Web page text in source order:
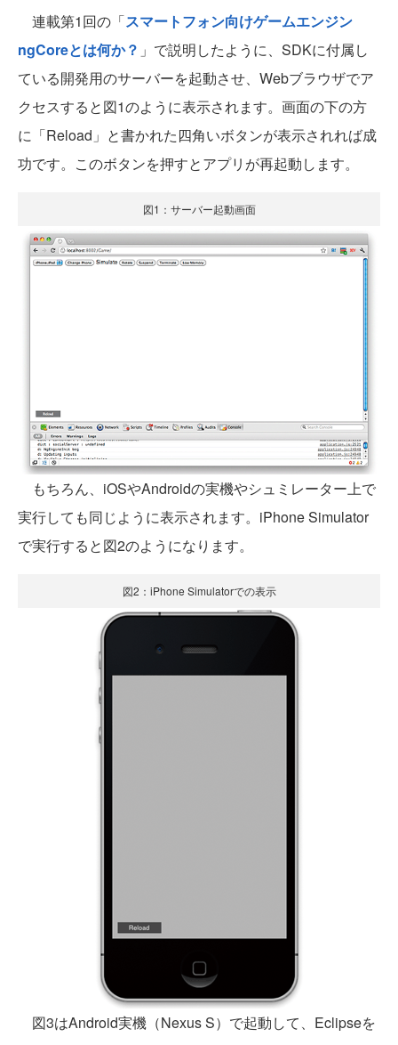
連載第1回の「スマートフォン向けゲームエンジン
ngCoreとは何か？ 」で説明したように、SDKに付属し
ている開発用のサーバーを起動させ、Webブラウザでア
クセスすると図1のように表示されます。画面の下の方
に「Reload」と書かれた四角いボタンが表示されれば成
功です。このボタンを押すとアプリが再起動します。
図1：サーバー起動画面
もちろん、iOSやAndroidの実機やシュミレーター上で
実行しても同じように表示されます。iPhone Simulator
で実行すると図2のようになります。
図2：iPhone Simulatorでの表示
図3はAndroid実機（Nexus S）で起動して、Eclipseを